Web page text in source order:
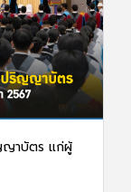
ญาบัตร แก่ผู้